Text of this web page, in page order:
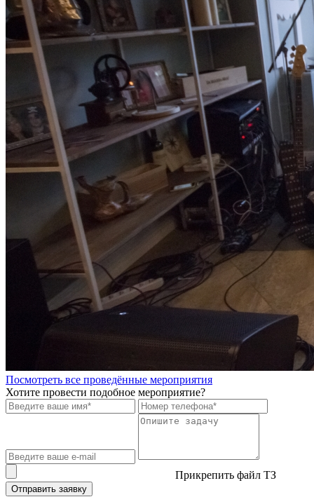
Посмотреть все проведённые мероприятия
Хотите провести подобное мероприятие?
Прикрепить файл ТЗ
Отправить заявку